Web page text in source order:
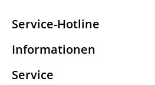
Service-Hotline
Informationen
Service